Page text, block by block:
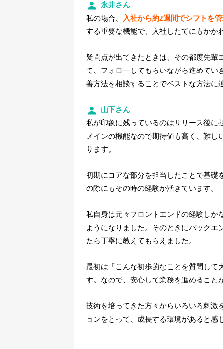
永井さん
私の場合、
入社から約2週間でシフトを
する重要な機能で、入社したてにもかか
疑問点が出てきたときは、その都度先輩
て、フォローしてもらいながら進めてい
善方法を相談することでベストな方法に
山下さん
私が印象に残っているのはリリース後に
メインの機能なので期待値も高く、難
ります。
初期にコアな部分を担当したことで基礎
の際にもその時の経験が活きています。
私自身は元々フロントエンドの経験しか
ようになりました。そのときにバックエ
たら丁寧に教えてもらえました。
最初は「こんな初歩的なことを質問して
す。なので、安心して業務を進めること
技術を培ってきた方々からいろいろ刺激
ョンをとって、成長する環境があると感